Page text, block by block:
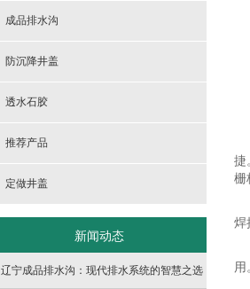
捷
栅
焊
用
- 方隐形井盖
- 球墨铸铁700隐形井盖
- 球墨铸铁1000隐形井盖
成品排水沟
防沉降井盖
透水石胶
推荐产品
定做井盖
新闻动态
辽宁成品排水沟：现代排水系统的智慧之选